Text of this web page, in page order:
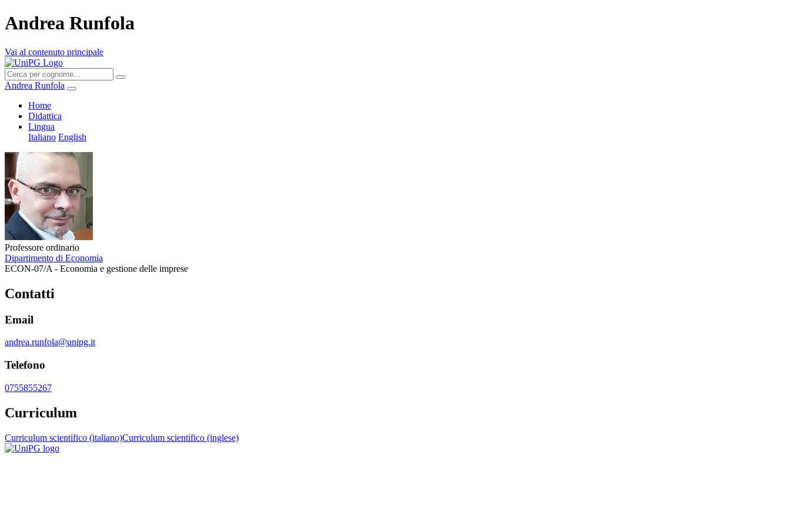
Andrea Runfola
Vai al contenuto principale
Andrea Runfola
Home
Didattica
Lingua
Italiano English
Professore ordinario
Dipartimento di Economia
ECON-07/A - Economia e gestione delle imprese
Contatti
Email
andrea.runfola@unipg.it
Telefono
0755855267
Curriculum
Curriculum scientifico (italiano)Curriculum scientifico (inglese)